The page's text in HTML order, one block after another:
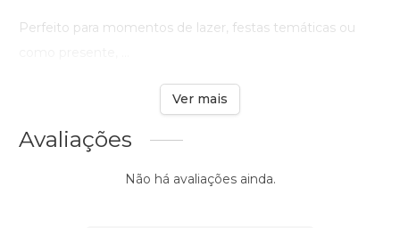
Perfeito para momentos de lazer, festas temáticas ou
Ver mais
Avaliações
Não há avaliações ainda.